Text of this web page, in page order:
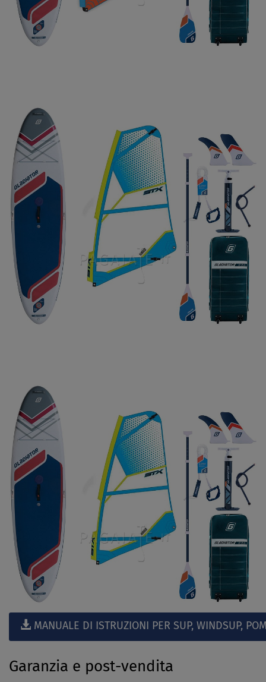
MANUALE DI ISTRUZIONI PER SUP, WINDSUP,
Garanzia e post-vendita